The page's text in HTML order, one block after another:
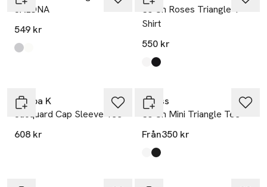
JALONA
549 kr
Produkten finns i färgerna:
Grey Melange
White
Ss Cn Roses Triangle T-
Shirt
550 kr
Produkten finns i färgerna:
Pure White
Jet Black A996
Filippa K
Jacquard Cap Sleeve Tee
608 kr
Guess
Ss Cn Mini Triangle Tee
Från350 kr
Produkten finns i färgerna:
Pure White
Jet Black A996